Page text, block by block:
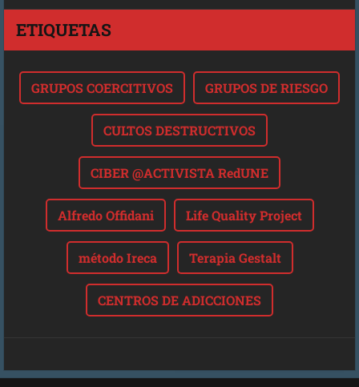
ETIQUETAS
GRUPOS COERCITIVOS GRUPOS DE RIESGO
CULTOS DESTRUCTIVOS
CIBER @ACTIVISTA RedUNE
Alfredo Offidani Life Quality Project
método Ireca Terapia Gestalt
CENTROS DE ADICCIONES